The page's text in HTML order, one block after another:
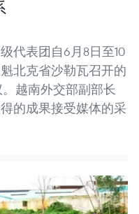
代表团自6月8日至10
北克省沙勒瓦召开的
越南外交部副部长
的成果接受媒体的采